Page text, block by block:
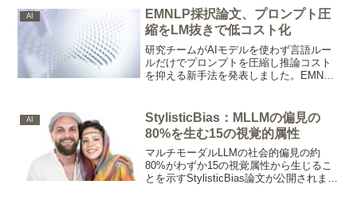
がショッピング体験を一変させる「AI決
済」の未来を解説。PayPal OpenAI 連携
による新たなChatGPT支払い機能に注
目。
AI
EMNLP採択論文、プロンプト圧
縮をLM抜きで低コスト化
研究チームがAIモデルを使わず言語ルー
ルだけでプロンプトを圧縮し推論コスト
を抑える新手法を発表しました。EMNLP
ています。
AI
StylisticBias：MLLMの偏見の
80%を生む15の視覚的属性
マルチモーダルLLMの社会的偏見の約
80%がわずか15の視覚属性から生じるこ
とを示すStylisticBias論文が公開されまし